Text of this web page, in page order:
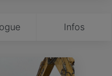
Infos